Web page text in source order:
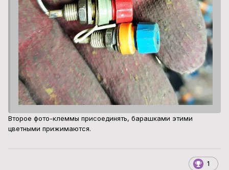
Второе фото-клеммы присоединять, барашками этими
цветными прижимаются.
1